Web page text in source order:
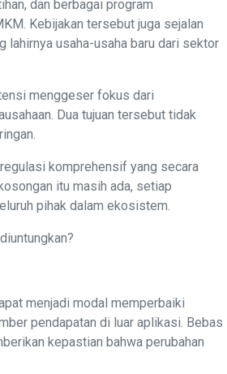
dan berbagai program
Kebijakan tersebut juga sejalan
lahirnya usaha-usaha baru dari sektor
menggeser fokus dari
Dua tujuan tersebut tidak
komprehensif yang secara
itu masih ada, setiap
pihak dalam ekosistem.
menjadi modal memperbaiki
pendapatan di luar aplikasi. Bebas
kepastian bahwa perubahan